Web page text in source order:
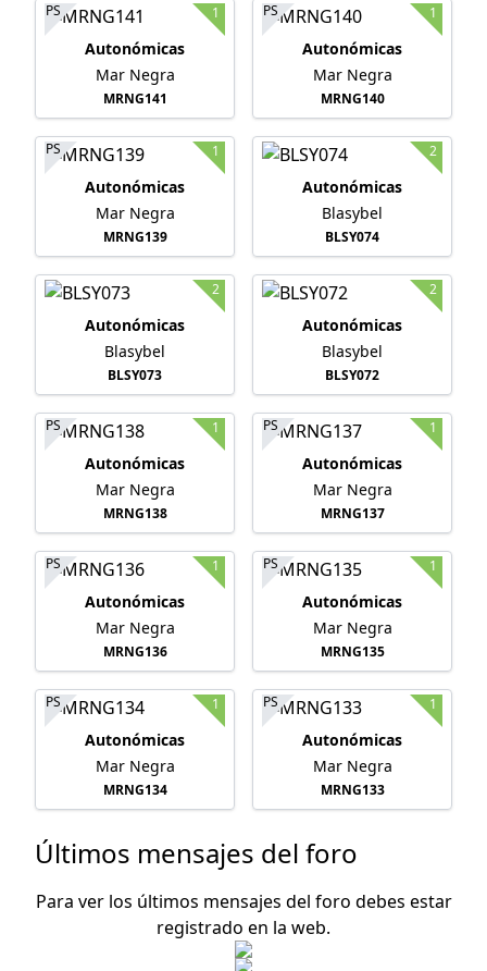
PS 1
Autonómicas
Mar Negra
MRNG141
PS 1
Autonómicas
Mar Negra
MRNG140
PS 1
Autonómicas
Mar Negra
MRNG139
2
Autonómicas
Blasybel
BLSY074
2
Autonómicas
Blasybel
BLSY073
2
Autonómicas
Blasybel
BLSY072
PS 1
Autonómicas
Mar Negra
MRNG138
PS 1
Autonómicas
Mar Negra
MRNG137
PS 1
Autonómicas
Mar Negra
MRNG136
PS 1
Autonómicas
Mar Negra
MRNG135
PS 1
Autonómicas
Mar Negra
MRNG134
PS 1
Autonómicas
Mar Negra
MRNG133
Últimos mensajes del foro
Para ver los últimos mensajes del foro debes estar
registrado en la web.